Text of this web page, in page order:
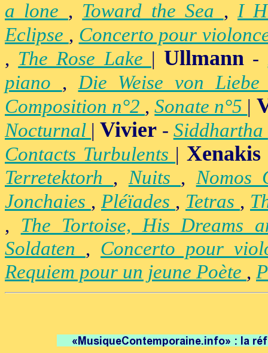
a lone , Toward the Sea ,I
Eclipse , Concerto pour
, The Rose Lake |Ullmann -
piano ,Die Weise von
Composition n°2 ,Sonate n°5 |
Nocturnal |Vivier - Siddhartha
Contacts Turbulents | Xenakis
Terretektorh ,Nuits ,Nomos
Jonchaies , Pléïades , Tetras ,
, The Tortoise, His Dreams
Soldaten , Concerto pour
Requiem pour un jeune Poète ,